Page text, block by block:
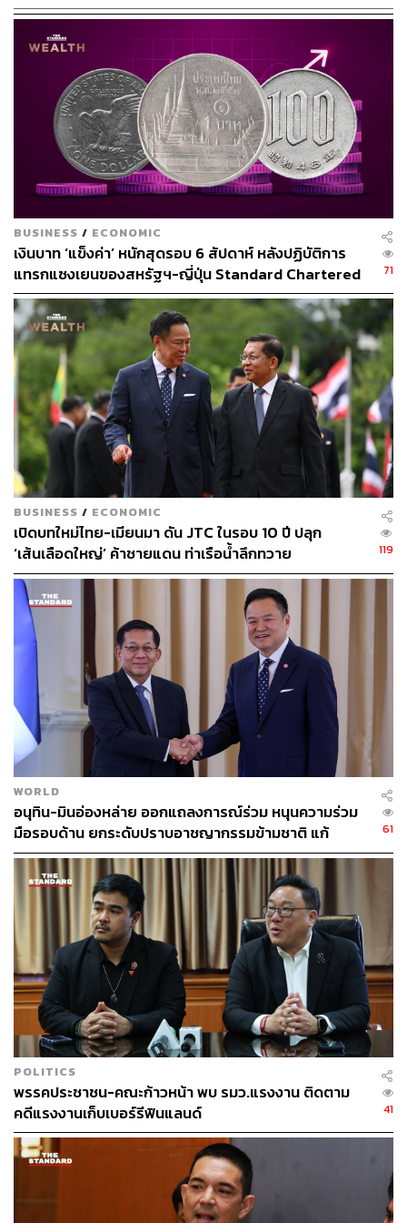
ไม่เกิน 1 ปี หรือปรับตั้งแต่ 50,000-200,000 บาท ต่อคน
ต่างด้าวที่จ้างหนึ่งคน และห้ามจ้างคนต่างด้าวทำงานเป็น
ทั้งนี้ กรมการจัดหางานขอความร่วมมือจากประชาชนหาก
พบเห็นการจ้างแรงงานต่างชาติผิดกฎหมายหรือมีเบาะแสที่
เกี่ยวข้อง สามารถแจ้งได้ที่กองทะเบียนจัดหางานกลางและ
คุ้มครองคนหางาน โทร. 02-354-1729 หรือสำนักงานจัดหา
งานจังหวัดทุกแห่ง สำนักงานจัดหางานกรุงเทพมหานครพื้นที่
1-10 หรือสายด่วนกรมการจัดหางาน 1506 กด 2
BUSINESS / ECONOMIC
เงินบาท ‘แข็งค่า’ หนักสุดรอบ 6 สัปดาห์ หลังปฏิบัติการ
แทรกแซงเยนของสหรัฐฯ-ญี่ปุ่น Standard Chartered
เปิดเป้าสิ้นปีนี้จ่อแข็งต่อแตะ 32.50 บาทต่อดอลลาร์
71
BUSINESS / ECONOMIC
เปิดบทใหม่ไทย-เมียนมา ดัน JTC ในรอบ 10 ปี ปลุก
‘เส้นเลือดใหญ่’ ค้าชายแดน ท่าเรือน้ำลึกทวาย
119
WORLD
อนุทิน-มินอ่องหล่าย ออกแถลงการณ์ร่วม หนุนความร่วม
มือรอบด้าน ยกระดับปราบอาชญากรรมข้ามชาติ แก้
ปัญหาหมอกควัน-มลพิษทางน้ำ
61
POLITICS
พรรคประชาชน-คณะก้าวหน้า พบ รมว.แรงงาน ติดตาม
คดีแรงงานเก็บเบอร์รีฟินแลนด์
41